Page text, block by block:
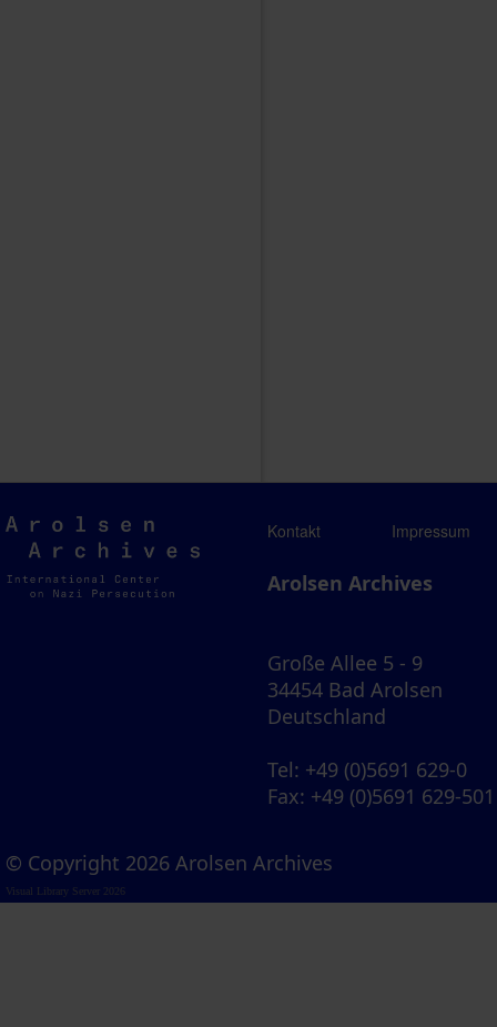
Arolsen
Archives
Kontakt Impressum
Arolsen Archives
Große Allee 5 - 9
34454 Bad Arolsen
Deutschland
Tel: +49 (0)5691 629-0
Fax: +49 (0)5691 629-501
© Copyright 2026 Arolsen Archives
Visual Library Server 2026